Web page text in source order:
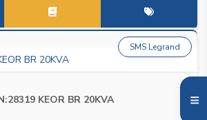
KEOR BR 20KVA
SMS Legrand